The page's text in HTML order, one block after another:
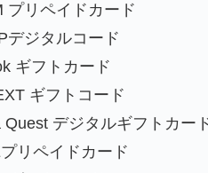
プリペイドカード
デジタルコード
ギフトカード
ギフトコード
Quest デジタルギフトカー
リペイドカード